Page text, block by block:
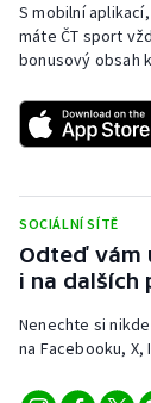
Short track
Sportovní
Stolní tenis
Veslování
Volejbal
S mobilní
máte ČT sport
bonusový obsah
SOCIÁLNÍ SÍTĚ
Odteď vám
i na dalších
Nenechte si
na Facebooku,